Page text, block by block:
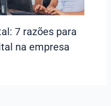
7 razões para
na empresa